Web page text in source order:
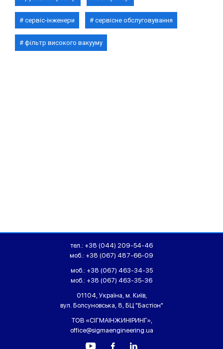
сервіс-інженери сервісне обслуговування
фільтр високого вакууму
тел.: +38 (044) 209-54-46
моб.: +38 (067) 487-66-09
моб.:+38 (067) 463-34-35
моб.: +38 (067) 463-35-36
01104, Україна, м. Київ,
вул. Болсуновська, 8, БЦ "Бастіон"
ТОВ «СІГМАІНЖИНІРИНГ»,
office@sigmaengineering.ua